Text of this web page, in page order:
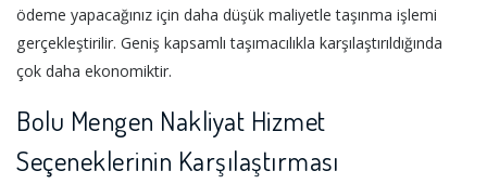
ödeme yapacağınız için daha düşük maliyetle taşınma işlemi
gerçekleştirilir. Geniş kapsamlı taşımacılıkla karşılaştırıldığında
çok daha ekonomiktir.
Bolu Mengen Nakliyat Hizmet
Seçeneklerinin Karşılaştırması